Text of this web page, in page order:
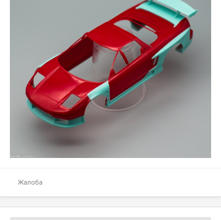
Жалоба